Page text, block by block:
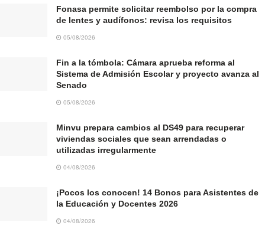
Fonasa permite solicitar reembolso por la compra
de lentes y audífonos: revisa los requisitos
05/08/2026
Fin a la tómbola: Cámara aprueba reforma al
Sistema de Admisión Escolar y proyecto avanza al
Senado
05/08/2026
Minvu prepara cambios al DS49 para recuperar
viviendas sociales que sean arrendadas o
utilizadas irregularmente
04/08/2026
¡Pocos los conocen! 14 Bonos para Asistentes de
la Educación y Docentes 2026
04/08/2026